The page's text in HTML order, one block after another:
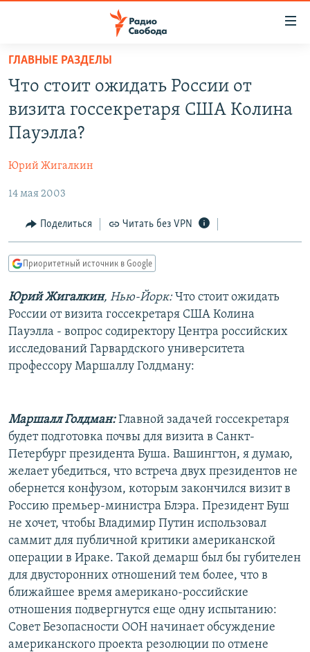
упрощенного
доступа
основному
Вернутся
навигации
Вернутся
поиску
АВТОРСКИЕ ПРОЕКТЫ
МНЕНИЯ
КУЛЬТУРА
IDEL.РЕАЛИИ
СЕВЕР.РЕАЛИИ
СИБИРЬ.РЕАЛИИ
ПОДПИШИТЕСЬ НА РАССЫЛКУ
Все сайты РСЕ/РС
ГЛАВНЫЕ РАЗДЕЛЫ
Что стоит ожидать России от
визита госсекретаря США Колина
Пауэлла?
Юрий Жигалкин
14 мая 2003
Поделиться Читать без VPN
Приоритетный источник в Google
Юрий Жигалкин, Нью-Йорк:Что стоит ожидать
России от визита госсекретаря США Колина
Пауэлла - вопрос содиректору Центра российских
исследований Гарвардского университета
профессору Маршаллу Голдману:
Маршалл Голдман:Главной задачей госсекретаря
будет подготовка почвы для визита в Санкт-
Петербург президента Буша. Вашингтон, я думаю,
желает убедиться, что встреча двух президентов не
обернется конфузом, которым закончился визит в
Россию премьер-министра Блэра. Президент Буш
не хочет, чтобы Владимир Путин использовал
саммит для публичной критики американской
операции в Ираке. Такой демарш был бы губителен
для двусторонних отношений тем более, что в
ближайшее время американо-российские
отношения подвергнутся еще одну испытанию:
Совет Безопасности ООН начинает обсуждение
американского проекта резолюции по отмене